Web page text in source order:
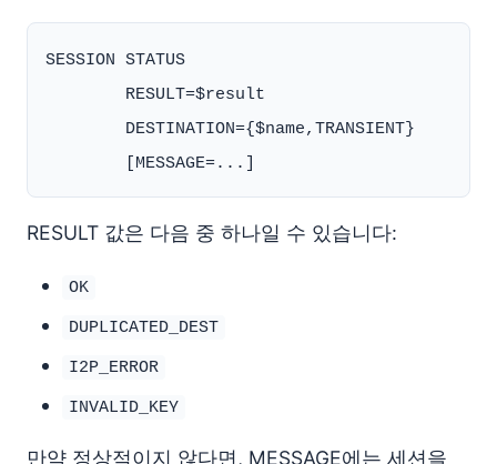
SESSION STATUS
        RESULT=$result
        DESTINATION={$name,TRANSIENT}
RESULT 값은 다음 중 하나일 수 있습니다:
OK
DUPLICATED_DEST
I2P_ERROR
INVALID_KEY
만약 정상적이지 않다면, MESSAGE에는 세션을